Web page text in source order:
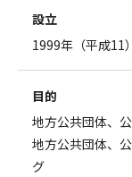
設立
1999年（平成11
目的
地方公共団体、
地方公共団体、
グ